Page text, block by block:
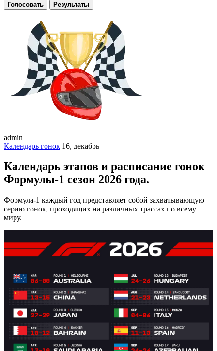
Голосовать Результаты
admin
Календарь гонок 16, декабрь
Календарь этапов и расписание гонок
Формулы-1 сезон 2026 года.
Формула-1 каждый год представляет собой захватывающую
серию гонок, проходящих на различных трассах по всему
миру.